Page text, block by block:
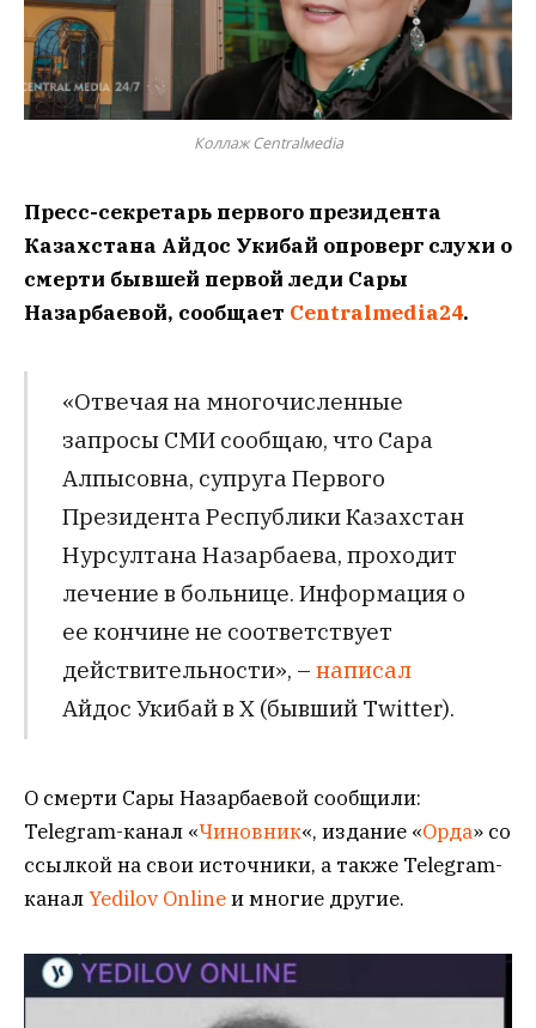
Коллаж Centralмedia
Пресс-секретарь первого президента
Казахстана Айдос Укибай опроверг слухи о
смерти бывшей первой леди Сары
Назарбаевой, сообщает Centralmedia24.
«Отвечая на многочисленные
запросы СМИ сообщаю, что Сара
Алпысовна, супруга Первого
Президента Республики Казахстан
Нурсултана Назарбаева, проходит
лечение в больнице. Информация о
ее кончине не соответствует
действительности», – написал
Айдос Укибай в Х (бывший Twitter).
О смерти Сары Назарбаевой сообщили:
Telegram-канал «Чиновник«, издание «Орда» со
ссылкой на свои источники, а также Telegram-
каналYedilov Onlineи многие другие.